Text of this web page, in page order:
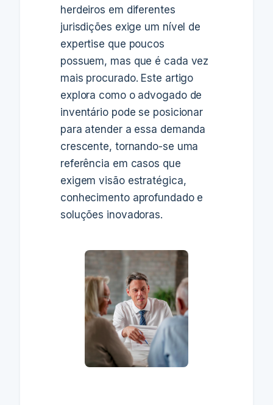
herdeiros em diferentes
jurisdições exige um nível de
expertise que poucos
possuem, mas que é cada vez
mais procurado. Este artigo
explora como o advogado de
inventário pode se posicionar
para atender a essa demanda
crescente, tornando-se uma
referência em casos que
exigem visão estratégica,
conhecimento aprofundado e
soluções inovadoras.